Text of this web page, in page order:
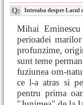
Q: Intreaba despre Lacul
Mihai
perioadei
profunzime,
sunt teme
fuziunea om-
ce l-a atras si
pentru prima